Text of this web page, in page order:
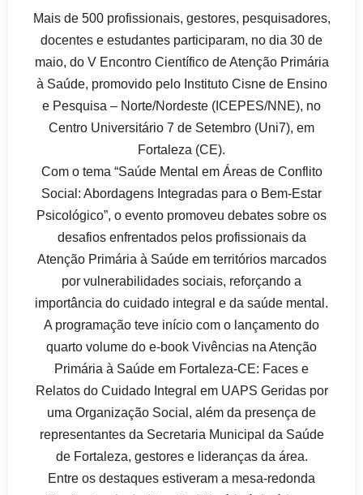
Mais de 500 profissionais, gestores, pesquisadores,
docentes e estudantes participaram, no dia 30 de
maio, do V Encontro Científico de Atenção Primária
à Saúde, promovido pelo Instituto Cisne de Ensino
e Pesquisa – Norte/Nordeste (ICEPES/NNE), no
Centro Universitário 7 de Setembro (Uni7), em
Fortaleza (CE).
Com o tema “Saúde Mental em Áreas de Conflito
Social: Abordagens Integradas para o Bem-Estar
Psicológico”, o evento promoveu debates sobre os
desafios enfrentados pelos profissionais da
Atenção Primária à Saúde em territórios marcados
por vulnerabilidades sociais, reforçando a
importância do cuidado integral e da saúde mental.
A programação teve início com o lançamento do
quarto volume do e-book Vivências na Atenção
Primária à Saúde em Fortaleza-CE: Faces e
Relatos do Cuidado Integral em UAPS Geridas por
uma Organização Social, além da presença de
representantes da Secretaria Municipal da Saúde
de Fortaleza, gestores e lideranças da área.
Entre os destaques estiveram a mesa-redonda